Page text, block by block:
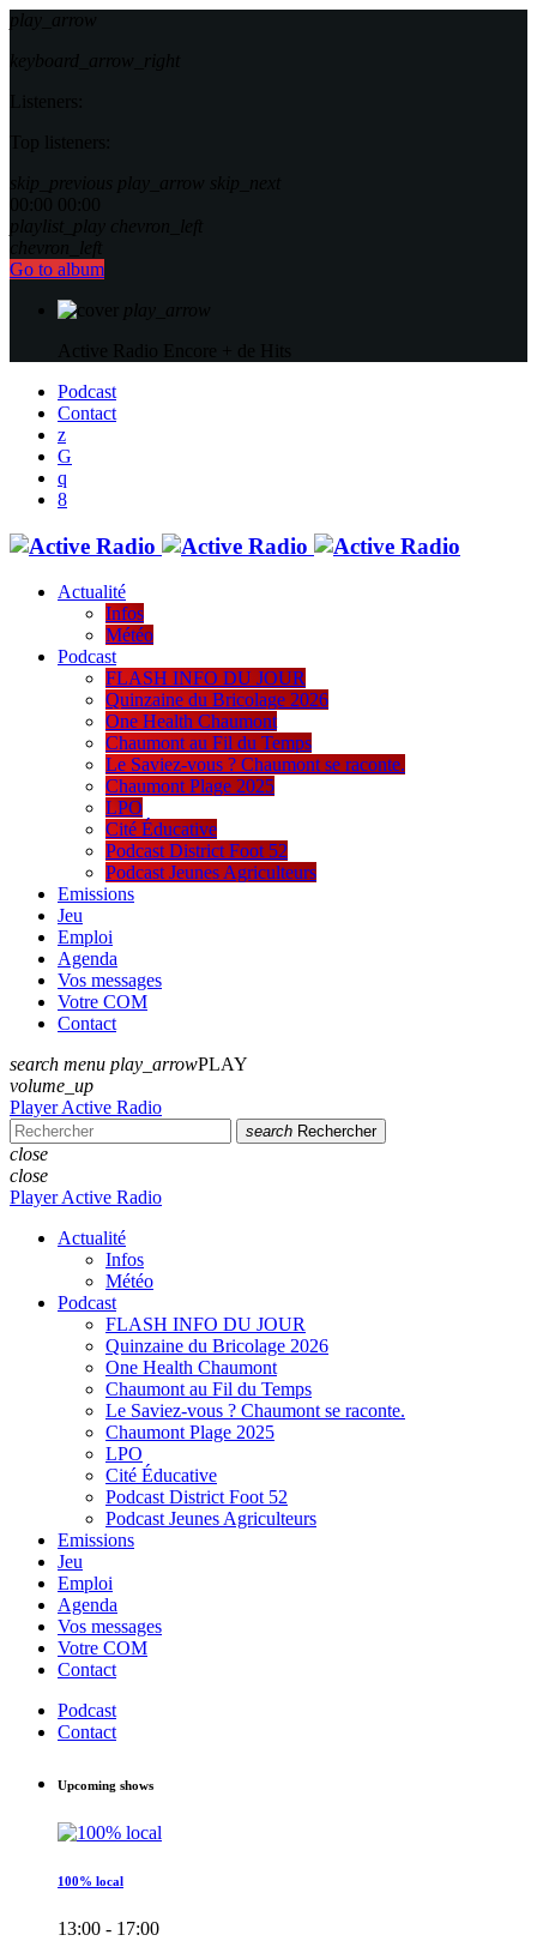
play_arrow
keyboard_arrow_right
Listeners:
Top listeners:
skip_previous play_arrow skip_next
00:00 00:00
playlist_play chevron_left
chevron_left
Go to album
play_arrow
Active Radio Encore + de Hits
Podcast
Contact
Actualité
Infos
Météo
Podcast
FLASH INFO DU JOUR
Quinzaine du Bricolage 2026
One Health Chaumont
Chaumont au Fil du Temps
Le Saviez-vous ? Chaumont se raconte.
Chaumont Plage 2025
LPO
Cité Éducative
Podcast District Foot 52
Podcast Jeunes Agriculteurs
Emissions
Jeu
Emploi
Agenda
Vos messages
Votre COM
Contact
search menu play_arrowPLAY
volume_up
Player Active Radio
search Rechercher
close
close
Player Active Radio
Actualité
Infos
Météo
Podcast
FLASH INFO DU JOUR
Quinzaine du Bricolage 2026
One Health Chaumont
Chaumont au Fil du Temps
Le Saviez-vous ? Chaumont se raconte.
Chaumont Plage 2025
LPO
Cité Éducative
Podcast District Foot 52
Podcast Jeunes Agriculteurs
Emissions
Jeu
Emploi
Agenda
Vos messages
Votre COM
Contact
Podcast
Contact
Upcoming shows
100% local
13:00 - 17:00